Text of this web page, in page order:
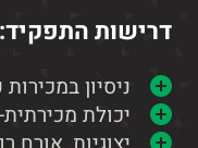
Control-
לִפְתִיחַת
תַּפְרִיט
דרישות התפקיד:
ניסיון
יכולת